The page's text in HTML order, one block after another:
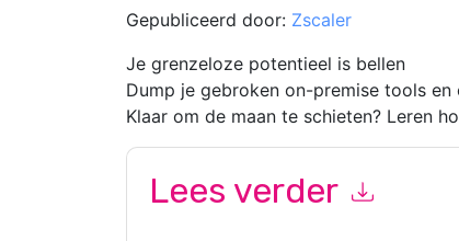
Gepubliceerd door: Zscaler
Je grenzeloze potentieel is bellen
Dump je gebroken on-premise tools
Klaar om de maan te schieten? Leren
Lees verder